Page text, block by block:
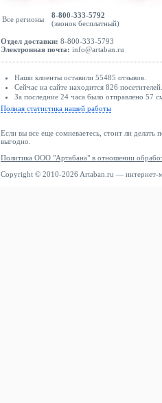
Все регионы
8-800-333-5792
(звонок бесплатный)
Отдел доставки: 8-800-333-5793
Электронная почта: info@artaban.ru
Наши клиенты оставили 55485 отзывов.
Сейчас на сайте находится 826 посетителей.
За последние 24 часа было отправлено 57
Полная статистика нашей работы
Если вы все еще сомневаетесь, стоит ли делать
выгодно.
Политика ООО "Артабана" в отношении
Copyright © 2010-2026 Artaban.ru — интернет-